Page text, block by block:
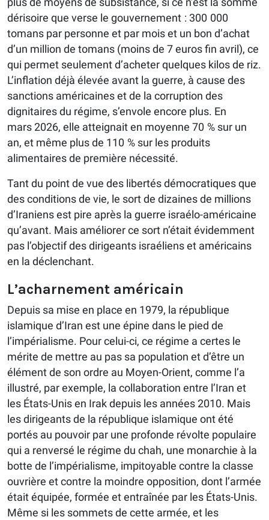
dérisoire que verse le gouvernement : 300 000
tomans par personne et par mois et un bon d’achat
d’un million de tomans (moins de 7 euros fin avril), ce
qui permet seulement d’acheter quelques kilos de riz.
L’inflation déjà élevée avant la guerre, à cause des
sanctions américaines et de la corruption des
dignitaires du régime, s’envole encore plus. En
mars 2026, elle atteignait en moyenne 70 % sur un
an, et même plus de 110 % sur les produits
alimentaires de première nécessité.
Tant du point de vue des libertés démocratiques que
des conditions de vie, le sort de dizaines de millions
d’Iraniens est pire après la guerre ­israélo-américaine
qu’avant. Mais améliorer ce sort n’était évidemment
pas l’objectif des dirigeants israéliens et américains
en la déclenchant.
L’acharnement américain
Depuis sa mise en place en 1979, la république
islamique d’Iran est une épine dans le pied de
l’impérialisme. Pour celui-ci, ce régime a certes le
mérite de mettre au pas sa population et d’être un
élément de son ordre au Moyen-Orient, comme l’a
illustré, par exemple, la collaboration entre l’Iran et
les États-Unis en Irak depuis les années 2010. Mais
les dirigeants de la république islamique ont été
portés au pouvoir par une profonde révolte populaire
qui a renversé le régime du chah, une monarchie à la
botte de l’impérialisme, impitoyable contre la classe
ouvrière et contre la moindre opposition, dont l’armée
était équipée, formée et entraînée par les États-Unis.
Même si les sommets de cette armée, et les